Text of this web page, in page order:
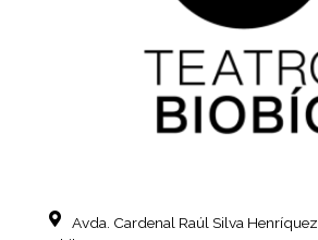
Avda. Cardenal Raúl Silva Henríquez